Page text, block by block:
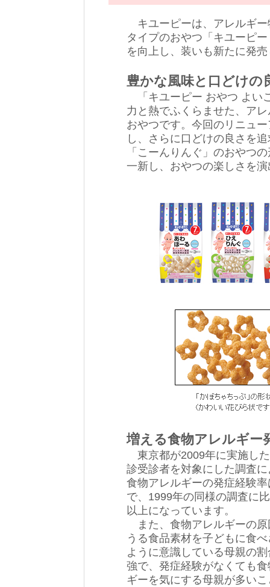
キユーピーは、アレルギー
タイプのおやつ「キユーピ
を向上し、装いも新たに発
豊かな風味と口どけの
「キユーピー おやつ よい
力と熱でふくらませた、ア
おやつです。今回のリニュ
し、さらに口どけの良さを
「こーんりんぐ」のおやつ
一新し、おやつの楽しさを
増える食物アレルギー
東京都が2009年に実施し
診受診者を対象にした調査
食物アレルギーの発症経験
で、1999年の同様の調査に
以上になっています。
また、食物アレルギーの原
うる食品素材を子どもに食
ように意識している母親の
強で、発症経験がなくても
ギーを気にする母親が多い